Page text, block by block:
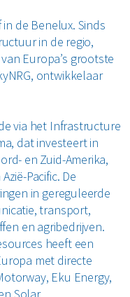
de Benelux. Sinds
in de regio,
Europa’s grootste
ontwikkelaar
via het Infrastructure
dat investeert in
en Zuid-Amerika,
Pacific. De
in gereguleerde
transport,
en agribedrijven.
heeft een
met directe
Eku Energy,
Solar.